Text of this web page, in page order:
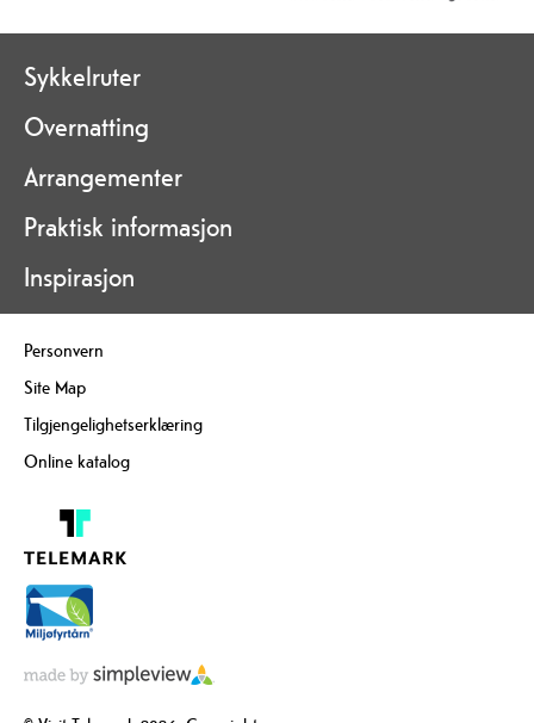
Sykkelruter
Overnatting
Arrangementer
Praktisk informasjon
Inspirasjon
Personvern
Site Map
Tilgjengelighetserklæring
Online katalog